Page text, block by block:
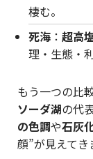
棲む。
死海 ： 超高
理・生態・
もう一つの比
ソーダ湖の代
の色調や石灰
顔”が見えてき